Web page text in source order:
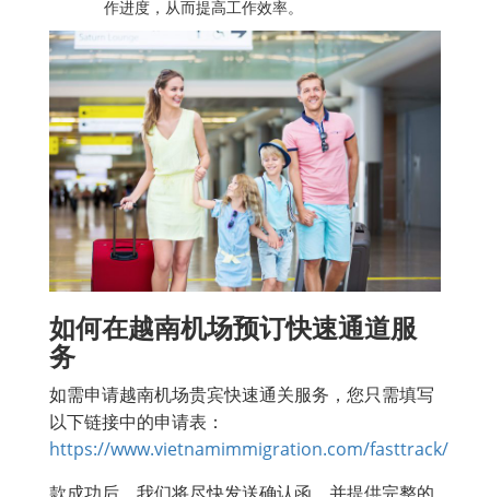
作进度，从而提高工作效率。
如何在越南机场预订快速通道服
务
如需申请越南机场贵宾快速通关服务，您只需填写
以下链接中的申请表：
https://www.vietnamimmigration.com/fasttrack/